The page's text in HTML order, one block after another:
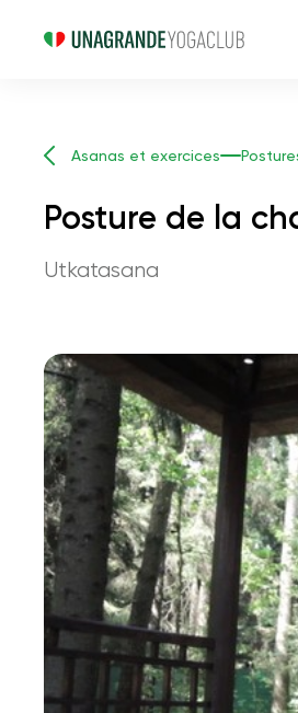
Asanas et exercices
Posture de la
Utkatasana